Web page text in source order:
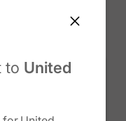
to United
T$)
TOBAGO (TTD $)
$)
₺)
(USD $)